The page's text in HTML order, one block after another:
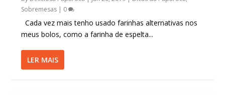
Sobremesas | 0
Cada vez mais tenho usado farinhas alternativas nos
meus bolos, como a farinha de espelta...
LER MAIS